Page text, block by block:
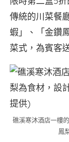
傳統的川菜餐
蝦」、「金鑽
菜式，為賓客
礁溪寒沐酒店一樓
鳳